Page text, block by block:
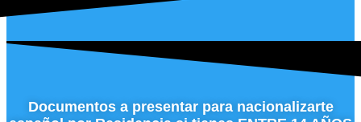
Documentos a presentar para nacionalizarte